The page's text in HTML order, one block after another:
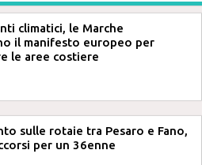
climatici, le Marche
il manifesto europeo per
le aree costiere
sulle rotaie tra Pesaro e Fano,
per un 36enne